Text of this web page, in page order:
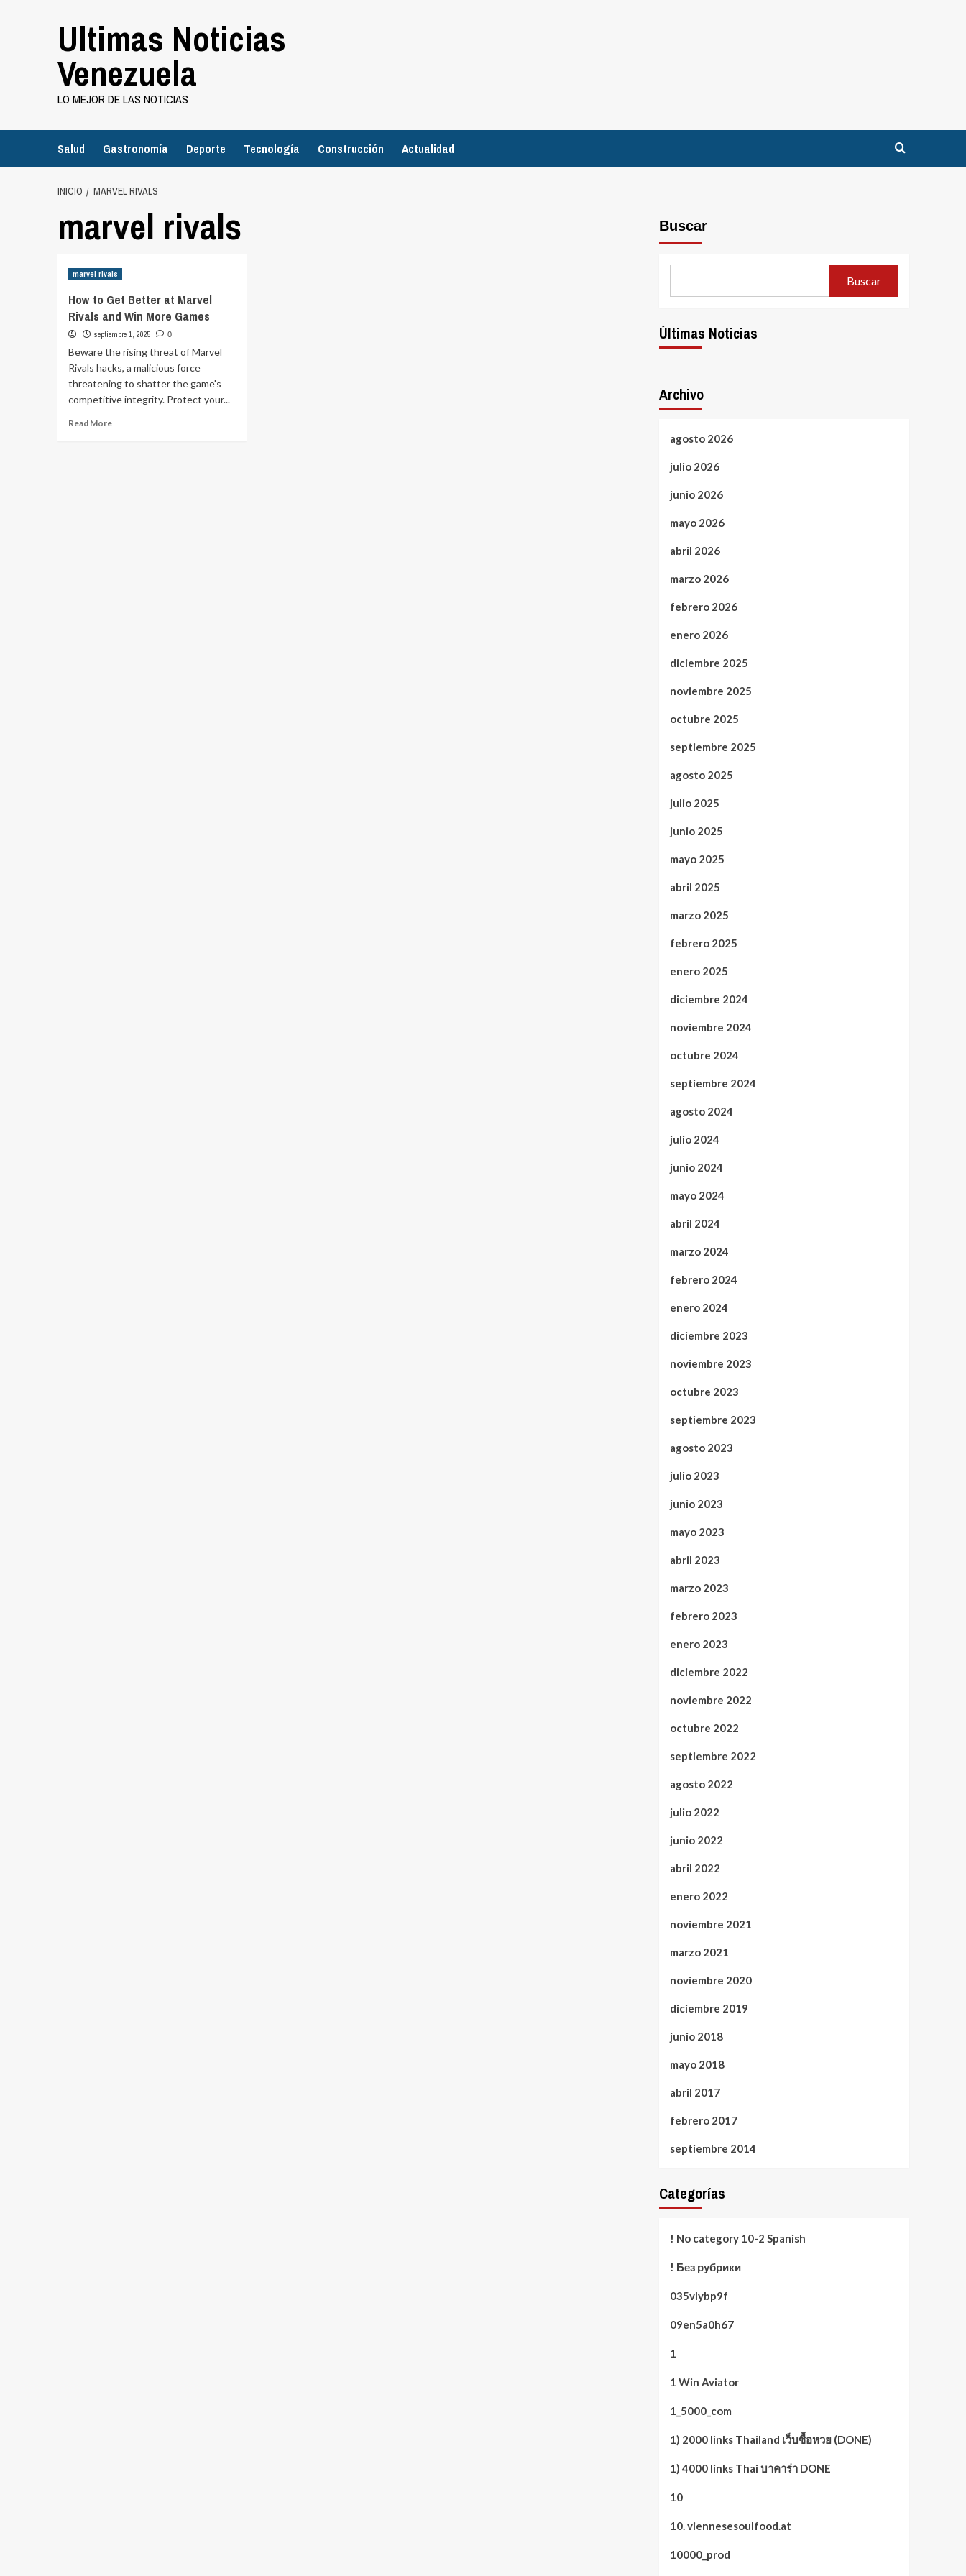
Ultimas Noticias
Venezuela
LO MEJOR DE LAS NOTICIAS
Salud Gastronomía Deporte Tecnología Construcción Actualidad
INICIO MARVEL RIVALS
marvel rivals
marvel rivals
How to Get Better at Marvel
Rivals and Win More Games
septiembre 1, 2025 0
Beware the rising threat of Marvel
Rivals hacks, a malicious force
threatening to shatter the game's
competitive integrity. Protect your...
Read MoreRead
Buscar
Buscar
Últimas Noticias
Archivo
agosto 2026
julio 2026
junio 2026
mayo 2026
abril 2026
marzo 2026
febrero 2026
enero 2026
diciembre 2025
noviembre 2025
octubre 2025
septiembre 2025
agosto 2025
julio 2025
junio 2025
mayo 2025
abril 2025
marzo 2025
febrero 2025
enero 2025
diciembre 2024
noviembre 2024
octubre 2024
septiembre 2024
agosto 2024
julio 2024
junio 2024
mayo 2024
abril 2024
marzo 2024
febrero 2024
enero 2024
diciembre 2023
noviembre 2023
octubre 2023
septiembre 2023
agosto 2023
julio 2023
junio 2023
mayo 2023
abril 2023
marzo 2023
febrero 2023
enero 2023
diciembre 2022
noviembre 2022
octubre 2022
septiembre 2022
agosto 2022
julio 2022
junio 2022
abril 2022
enero 2022
noviembre 2021
marzo 2021
noviembre 2020
diciembre 2019
junio 2018
mayo 2018
abril 2017
febrero 2017
septiembre 2014
Categorías
! No category 10-2 Spanish
! Без рубрики
035vlybp9f
09en5a0h67
1
1 Win Aviator
1_5000_com
1) 2000 links Thailand เว็บซื้อหวย (DONE)
1) 4000 links Thai บาคาร่า DONE
10
10. viennesesoulfood.at
10000_prod